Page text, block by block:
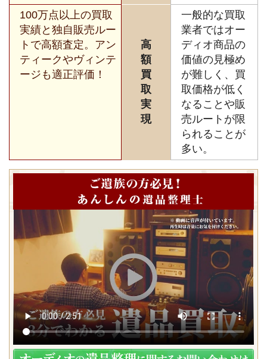
100万点以上の買取
実績と独自販売ルー
トで高額査定。アン
ティークやヴィンテ
ージも適正評価！
高
額
買
取
実
現
一般的な買取
業者ではオー
ディオ商品の
価値の見極め
が難しく、買
取価格が低く
なることや販
売ルートが限
られることが
多い。